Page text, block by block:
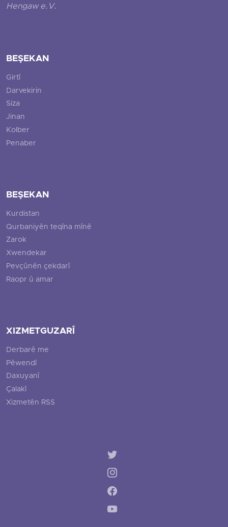
Hengaw e.V.
BEŞEKAN
Girtî
Darvekirin
Siza
Jinan
Kolber
Penaber
BEŞEKAN
Kurdistan
Qurbaniyên teqîna mînê
Zarok
Xwendekar
Pevçûnên çekdarî
Raopr û amar
XIZMETGUZARÎ
Derbarê me
Pêwendî
Daxuyanî
Çalakî
Xizmetên RSS